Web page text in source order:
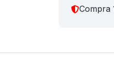
Compra